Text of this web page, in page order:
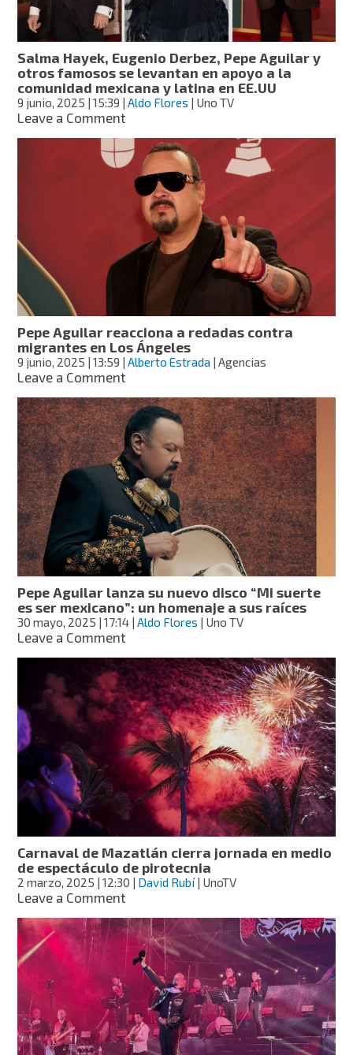
Aguilar
tiene
esta
emotiva
reacción
Salma Hayek, Eugenio Derbez, Pepe Aguilar y
otros famosos se levantan en apoyo a la
comunidad mexicana y latina en EE.UU
9 junio, 2025 | 15:39 |Aldo Flores | Uno TV
Leave a Commenton
Hayek,
Eugenio
Derbez,
Pepe
Aguilar
otros
famosos
levantan
apoyo
a
la
comunidad
y
latina
en
EE.UU
Pepe Aguilar reacciona a redadas contra
migrantes en Los Ángeles
9 junio, 2025 | 13:59 |Alberto Estrada | Agencias
Leave a Commenton
Aguilar
reacciona
a
redadas
contra
migrantes
en
Los
Ángeles
Pepe Aguilar lanza su nuevo disco “Mi suerte
es ser mexicano”: un homenaje a sus raíces
30 mayo, 2025 | 17:14 |Aldo Flores | Uno TV
Leave a Commenton
Aguilar
lanza
su
nuevo
disco
“Mi
suerte
es
ser
mexicano”:
homenaje
a
sus
raíces
Carnaval de Mazatlán cierra jornada en medio
de espectáculo de pirotecnia
2 marzo, 2025 | 12:30 | David Rubí| UnoTV
Leave a Commenton
de
Mazatlán
cierra
jornada
en
medio
de
espectáculo